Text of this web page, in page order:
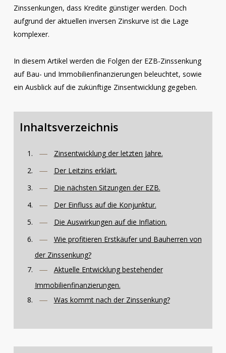
Zinssenkungen, dass Kredite günstiger werden. Doch
aufgrund der aktuellen inversen Zinskurve ist die Lage
komplexer.
In diesem Artikel werden die Folgen der EZB-Zinssenkung
auf Bau- und Immobilienfinanzierungen beleuchtet, sowie
ein Ausblick auf die zukünftige Zinsentwicklung gegeben.
Inhaltsverzeichnis
Zinsentwicklung der letzten Jahre.
Der Leitzins erklärt.
Die nächsten Sitzungen der EZB.
Der Einfluss auf die Konjunktur.
Die Auswirkungen auf die Inflation.
Wie profitieren Erstkäufer und Bauherren von
der Zinssenkung?
Aktuelle Entwicklung bestehender
Immobilienfinanzierungen.
Was kommt nach der Zinssenkung?